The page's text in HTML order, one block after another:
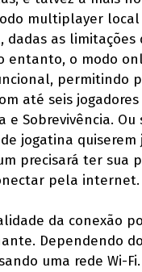
multiplayer
dadas as limitações
entanto, o modo
permitindo
até seis
e Sobrevivência. Ou
jogatina
precisará ter sua
pela internet.
da conexão
Dependendo
uma rede Wi-